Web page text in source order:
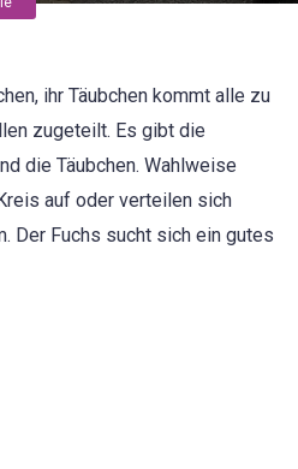
ihr Täubchen kommt alle zu
zugeteilt. Es gibt die
die Täubchen. Wahlweise
auf oder verteilen sich
Der Fuchs sucht sich ein gutes